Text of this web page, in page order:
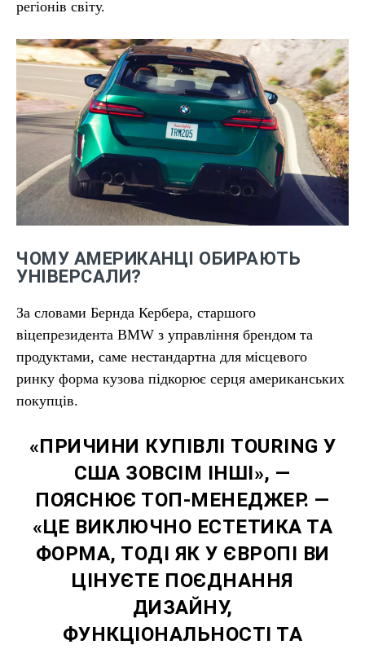
регіонів світу.
ЧОМУ АМЕРИКАНЦІ ОБИРАЮТЬ
УНІВЕРСАЛИ?
За словами Бернда Кербера, старшого
віцепрезидента BMW з управління брендом та
продуктами, саме нестандартна для місцевого
ринку форма кузова підкорює серця американських
покупців.
«ПРИЧИНИ КУПІВЛІ TOURING У
США ЗОВСІМ ІНШІ», —
ПОЯСНЮЄ ТОП-МЕНЕДЖЕР. —
«ЦЕ ВИКЛЮЧНО ЕСТЕТИКА ТА
ФОРМА, ТОДІ ЯК У ЄВРОПІ ВИ
ЦІНУЄТЕ ПОЄДНАННЯ
ДИЗАЙНУ,
ФУНКЦІОНАЛЬНОСТІ ТА